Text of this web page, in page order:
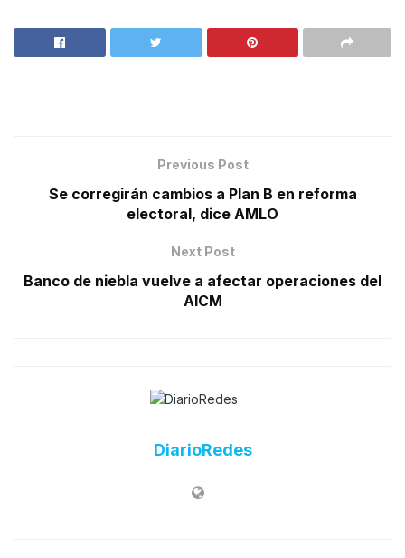
Previous Post
Se corregirán cambios a Plan B en reforma
electoral, dice AMLO
Next Post
Banco de niebla vuelve a afectar operaciones del
AICM
DiarioRedes